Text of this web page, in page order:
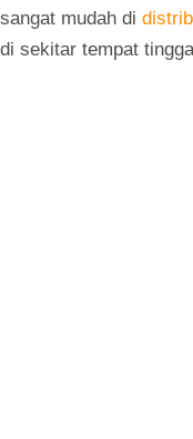
sangat mudah di
di sekitar tempat